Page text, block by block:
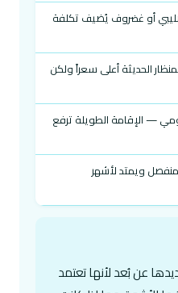
أو غضروف يُضيف تكلفة
الحديثة أعلى سعراً ولكن
— الإقامة الطويلة ترفع
ويمتد لأشهر
عن بُعد لأنها تعتمد